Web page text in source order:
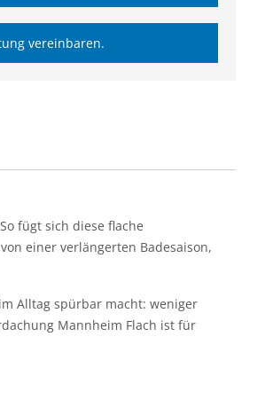
vereinbaren.
fügt sich diese flache
einer verlängerten Badesaison,
Alltag spürbar macht: weniger
Mannheim Flach ist für